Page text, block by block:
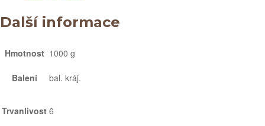
Další informace
Hmotnost 1000 g
Balení bal. kráj.
Trvanlivost 6